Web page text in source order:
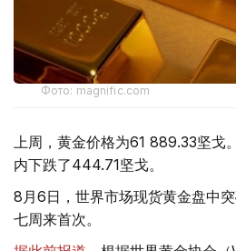
Фото: magnific.com
上周，黄金价格为61 889.33坚戈
内下跌了444.71坚戈。
8月6日，世界市场现货黄金盘中
七周来首次。